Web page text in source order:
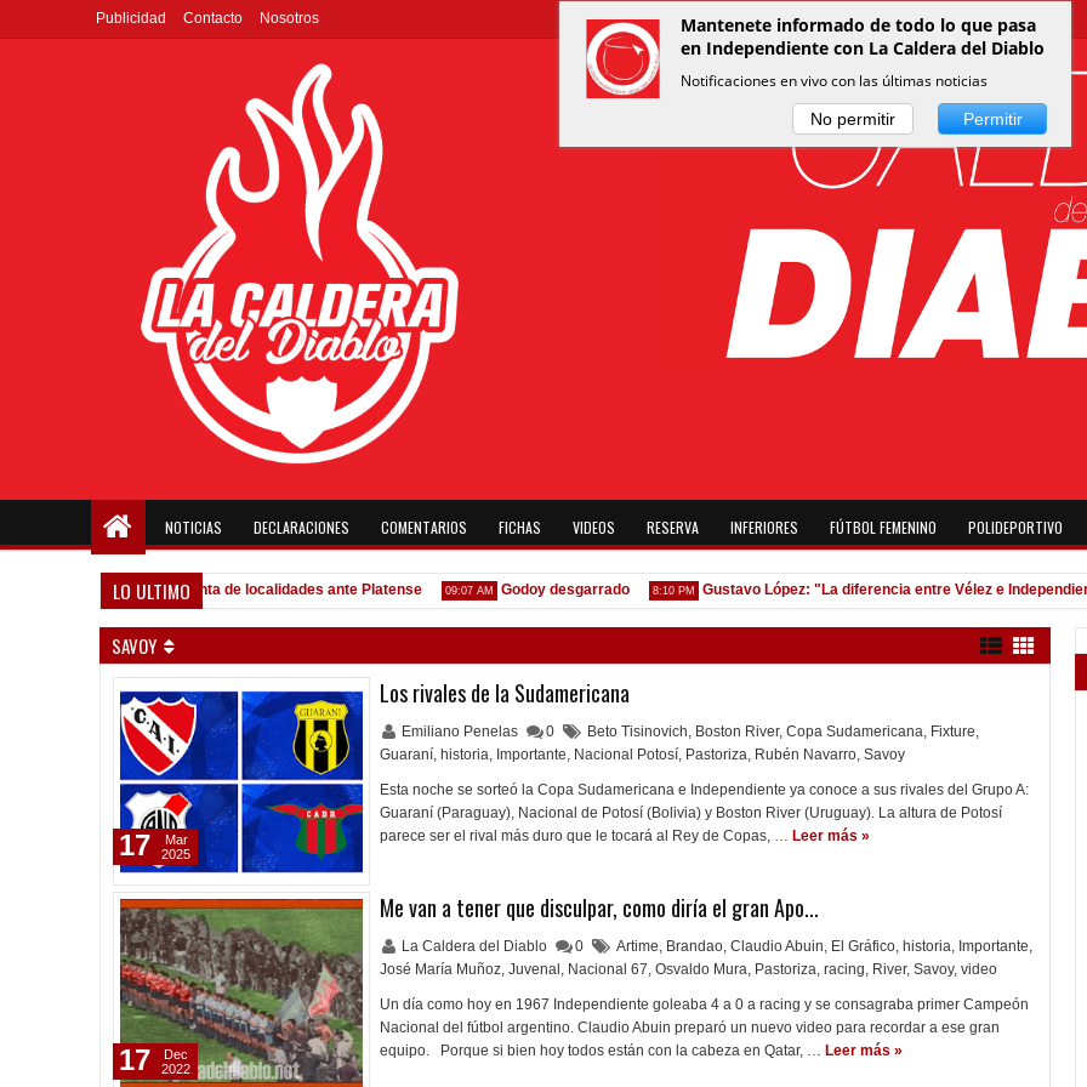
Publicidad Contacto Nosotros
NOTICIAS DECLARACIONES COMENTARIOS FICHAS VIDEOS RESERVA INFERIORES FÚTBOL FEMENINO POLIDEPORTIVO
LO ULTIMO
10:58 AM Venta de localidades ante Platense 09:07 AM Godoy desgarrado 8:10 PM Gustavo López: "La diferencia entre Vélez e
SAVOY
Los rivales de la Sudamericana
Emiliano Penelas 0 Beto Tisinovich, Boston River, Copa Sudamericana, Fixture,
Guaraní, historia, Importante, Nacional Potosí, Pastoriza, Rubén Navarro, Savoy
Esta noche se sorteó la Copa Sudamericana e Independiente ya conoce a sus rivales del Grupo A:
Guaraní (Paraguay), Nacional de Potosí (Bolivia) y Boston River (Uruguay). La altura de Potosí
parece ser el rival más duro que le tocará al Rey de Copas, … Leer más »
17
Mar
2025
Me van a tener que disculpar, como diría el gran Apo...
La Caldera del Diablo 0 Artime, Brandao, Claudio Abuin, El Gráfico, historia, Importante,
José María Muñoz, Juvenal , Nacional 67, Osvaldo Mura, Pastoriza, racing, River, Savoy, video
Un día como hoy en 1967 Independiente goleaba 4 a 0 a racing y se consagraba primer Campeón
Nacional del fútbol argentino. Claudio Abuin preparó un nuevo video para recordar a ese gran
equipo. Porque si bien hoy todos están con la cabeza en Qatar, … Leer más »
17
Dec
2022
Mantenete informado de todo lo que pasa
en Independiente con La Caldera del Diablo
Notificaciones en vivo con las últimas noticias
No permitir Permitir